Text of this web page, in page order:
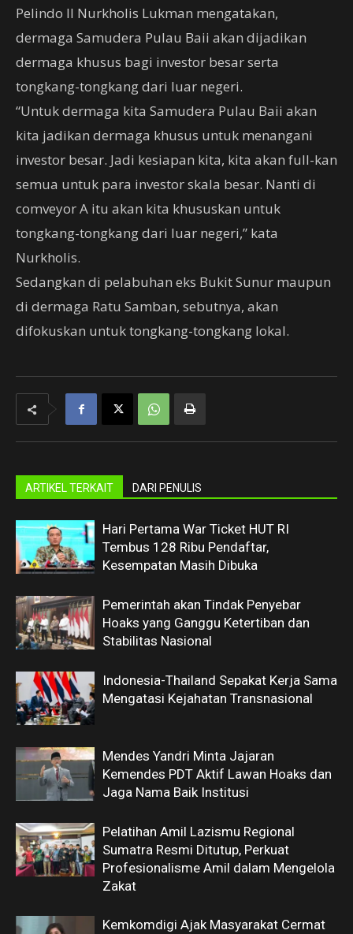
Pelindo II Nurkholis Lukman mengatakan,
dermaga Samudera Pulau Baii akan dijadikan
dermaga khusus bagi investor besar serta
tongkang-tongkang dari luar negeri.
“Untuk dermaga kita Samudera Pulau Baii akan
kita jadikan dermaga khusus untuk menangani
investor besar. Jadi kesiapan kita, kita akan full-kan
semua untuk para investor skala besar. Nanti di
comveyor A itu akan kita khususkan untuk
tongkang-tongkang dari luar negeri,” kata
Nurkholis.
Sedangkan di pelabuhan eks Bukit Sunur maupun
di dermaga Ratu Samban, sebutnya, akan
difokuskan untuk tongkang-tongkang lokal.
ARTIKEL TERKAIT DARI PENULIS
Hari Pertama War Ticket HUT RI
Tembus 128 Ribu Pendaftar,
Kesempatan Masih Dibuka
Pemerintah akan Tindak Penyebar
Hoaks yang Ganggu Ketertiban dan
Stabilitas Nasional
Indonesia-Thailand Sepakat Kerja Sama
Mengatasi Kejahatan Transnasional
Mendes Yandri Minta Jajaran
Kemendes PDT Aktif Lawan Hoaks dan
Jaga Nama Baik Institusi
Pelatihan Amil Lazismu Regional
Sumatra Resmi Ditutup, Perkuat
Profesionalisme Amil dalam Mengelola
Zakat
Kemkomdigi Ajak Masyarakat Cermat